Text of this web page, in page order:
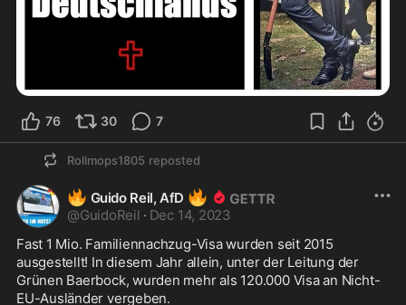
76 30 7
Rollmops1805 reposted
🔥 Guido Reil, AfD 🔥
@GuidoReil · Dec 14, 2023
Fast 1 Mio. Familiennachzug-Visa wurden seit 2015
ausgestellt! In diesem Jahr allein, unter der Leitung der
Grünen Baerbock, wurden mehr als 120.000 Visa an Nicht-
EU-Ausländer vergeben.